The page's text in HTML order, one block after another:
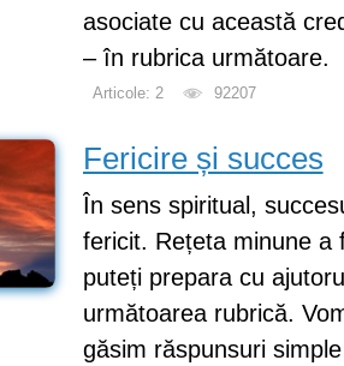
asociate cu această
– în rubrica următoare.
Articole: 2 92207
Fericire și succes
În sens spiritual,
fericit. Rețeta minune a
puteți prepara cu
următoarea rubrică.
găsim răspunsuri